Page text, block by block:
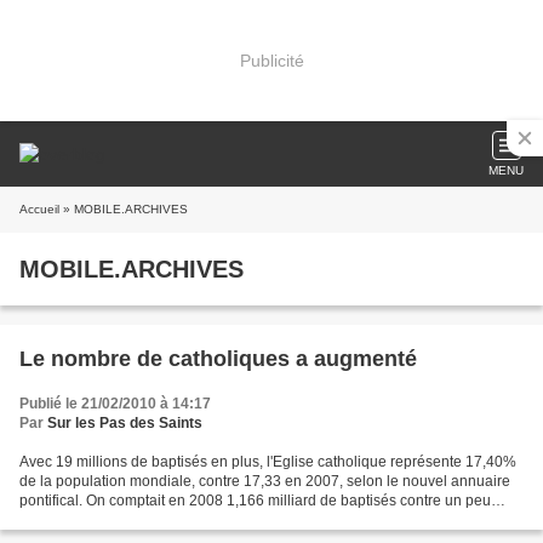
Publicité
MENU
Accueil » MOBILE.ARCHIVES
MOBILE.ARCHIVES
Le nombre de catholiques a augmenté
Publié le 21/02/2010 à 14:17
Par Sur les Pas des Saints
Avec 19 millions de baptisés en plus, l'Eglise catholique représente 17,40%
de la population mondiale, contre 17,33 en 2007, selon le nouvel annuaire
pontifical. On comptait en 2008 1,166 milliard de baptisés contre un peu